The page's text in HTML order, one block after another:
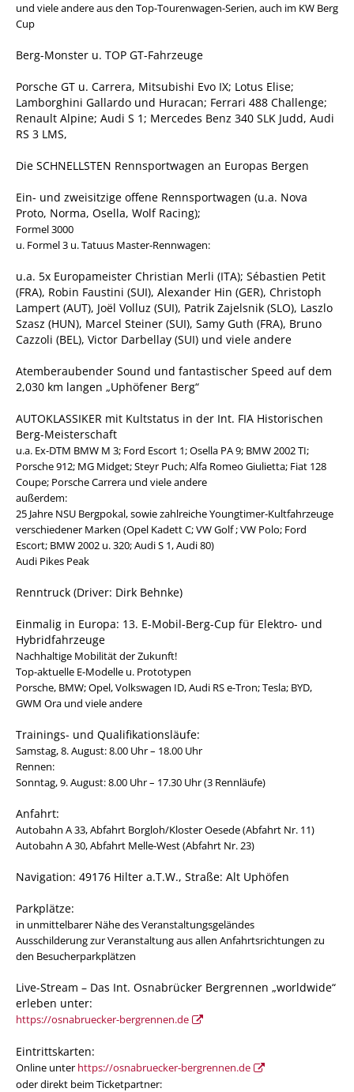
und viele andere aus den Top-Tourenwagen-Serien, auch im KW Berg
Cup
Berg-Monster u. TOP GT-Fahrzeuge
Porsche GT u. Carrera, Mitsubishi Evo IX; Lotus Elise;
Lamborghini Gallardo und Huracan; Ferrari 488 Challenge;
Renault Alpine; Audi S 1; Mercedes Benz 340 SLK Judd, Audi
RS 3 LMS,
Die SCHNELLSTEN Rennsportwagen an Europas Bergen
Ein- und zweisitzige offene Rennsportwagen (u.a. Nova
Proto, Norma, Osella, Wolf Racing);
Formel 3000
u. Formel 3 u. Tatuus Master-Rennwagen:
u.a. 5x Europameister Christian Merli (ITA); Sébastien Petit
(FRA), Robin Faustini (SUI), Alexander Hin (GER), Christoph
Lampert (AUT), Joël Volluz (SUI), Patrik Zajelsnik (SLO), Laszlo
Szasz (HUN), Marcel Steiner (SUI), Samy Guth (FRA), Bruno
Cazzoli (BEL), Victor Darbellay (SUI) und viele andere
Atemberaubender Sound und fantastischer Speed auf dem
2,030 km langen „Uphöfener Berg“
AUTOKLASSIKER mit Kultstatus in der Int. FIA Historischen
Berg-Meisterschaft
u.a. Ex-DTM BMW M 3; Ford Escort 1; Osella PA 9; BMW 2002 TI;
Porsche 912; MG Midget; Steyr Puch; Alfa Romeo Giulietta; Fiat 128
Coupe; Porsche Carrera und viele andere
außerdem:
25 Jahre NSU Bergpokal, sowie zahlreiche Youngtimer-Kultfahrzeuge
verschiedener Marken (Opel Kadett C; VW Golf ; VW Polo; Ford
Escort; BMW 2002 u. 320; Audi S 1, Audi 80)
Audi Pikes Peak
Renntruck (Driver: Dirk Behnke)
Einmalig in Europa: 13. E-Mobil-Berg-Cup für Elektro- und
Hybridfahrzeuge
Nachhaltige Mobilität der Zukunft!
Top-aktuelle E-Modelle u. Prototypen
Porsche, BMW; Opel, Volkswagen ID, Audi RS e-Tron; Tesla; BYD,
GWM Ora und viele andere
Trainings- und Qualifikationsläufe:
Samstag, 8. August: 8.00 Uhr – 18.00 Uhr
Rennen:
Sonntag, 9. August: 8.00 Uhr – 17.30 Uhr (3 Rennläufe)
Anfahrt:
Autobahn A 33, Abfahrt Borgloh/Kloster Oesede (Abfahrt Nr. 11)
Autobahn A 30, Abfahrt Melle-West (Abfahrt Nr. 23)
Navigation: 49176 Hilter a.T.W., Straße: Alt Uphöfen
Parkplätze:
in unmittelbarer Nähe des Veranstaltungsgeländes
Ausschilderung zur Veranstaltung aus allen Anfahrtsrichtungen zu
den Besucherparkplätzen
Live-Stream – Das Int. Osnabrücker Bergrennen „worldwide“
erleben unter:
https://osnabruecker-bergrennen.de
Eintrittskarten:
Online unter https://osnabruecker-bergrennen.de
oder direkt beim Ticketpartner: